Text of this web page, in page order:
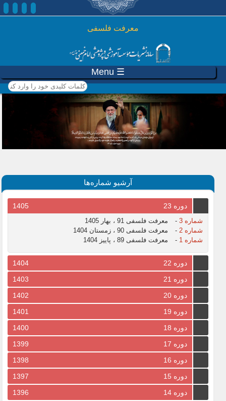
رفتن به محتوای اصلی
معرفت فلسفی
☰ Menu
کلمات کلیدی خود را وارد
کنید
آرشیو شماره‌ها
دوره 23 1405
شماره 3 -
معرفت فلسفی 91 ، بهار 1405
شماره 2
-
معرفت فلسفی 90 ، زمستان 1404
شماره 1
- معرفت فلسفی 89 ، پاییز 1404
دوره 22
1404
دوره 21
1403
دوره 20
1402
دوره 19
1401
دوره 18
1400
دوره 17
1399
دوره 16
1398
دوره 15
1397
دوره 14
1396